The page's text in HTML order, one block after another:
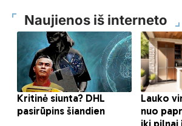
Naujienos iš interneto